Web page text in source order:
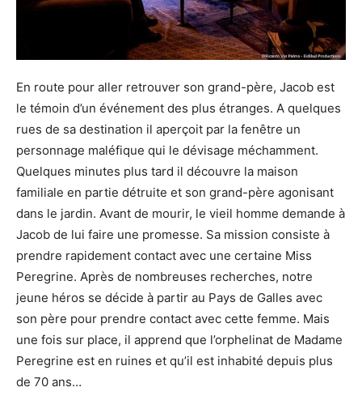
En route pour aller retrouver son grand-père, Jacob est
le témoin d’un événement des plus étranges. A quelques
rues de sa destination il aperçoit par la fenêtre un
personnage maléfique qui le dévisage méchamment.
Quelques minutes plus tard il découvre la maison
familiale en partie détruite et son grand-père agonisant
dans le jardin. Avant de mourir, le vieil homme demande à
Jacob de lui faire une promesse. Sa mission consiste à
prendre rapidement contact avec une certaine Miss
Peregrine. Après de nombreuses recherches, notre
jeune héros se décide à partir au Pays de Galles avec
son père pour prendre contact avec cette femme. Mais
une fois sur place, il apprend que l’orphelinat de Madame
Peregrine est en ruines et qu’il est inhabité depuis plus
de 70 ans…